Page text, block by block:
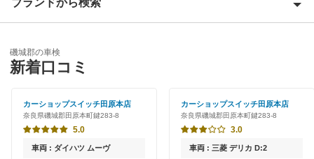
宇陀郡
宇陀市
香芝市
橿原市
葛城市
Award 受賞店
特典あり
新車初回割りあり
早割りあり
「車検の速太郎」
アップル車検
オートバックス
磯城郡の車検
新着口コミ
カーショップスイッチ田原本店
奈良県磯城郡田原本町鍵283-8
5.0
車両 : ダイハツ ムーヴ
カーショップスイッチ田原本店
奈良県磯城郡田原本町鍵283-8
3.0
車両 : 三菱 デリカ D:2